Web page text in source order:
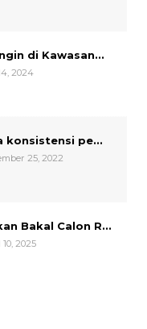
di Kawasan...
2024
konsistensi pe...
25, 2022
Bakal Calon R...
2025